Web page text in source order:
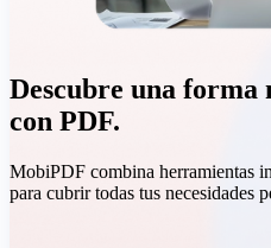
Descubre una
con PDF.
MobiPDF combina herramientas
para cubrir todas tus necesidades